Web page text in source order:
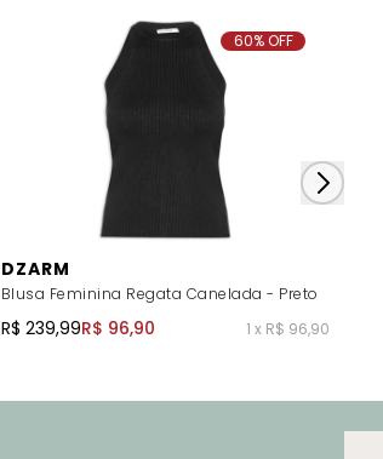
DZARM
Blusa Feminina Regata Canelada - Preto
R$ 239,99R$ 96,90 1 x R$ 96,90
60% OFF